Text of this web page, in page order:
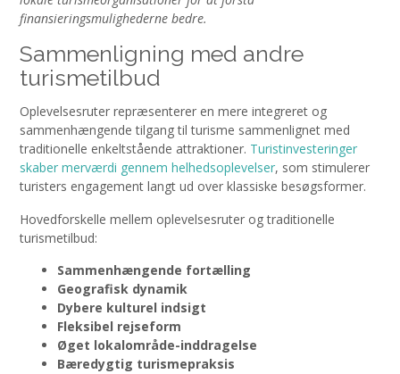
finansieringsmulighederne bedre.
Sammenligning med andre
turismetilbud
Oplevelsesruter repræsenterer en mere integreret og
sammenhængende tilgang til turisme sammenlignet med
traditionelle enkeltstående attraktioner. Turistinvesteringer
skaber merværdi gennem helhedsoplevelser, som stimulerer
turisters engagement langt ud over klassiske besøgsformer.
Hovedforskelle mellem oplevelsesruter og traditionelle
turismetilbud:
Sammenhængende fortælling
Geografisk dynamik
Dybere kulturel indsigt
Fleksibel rejseform
Øget lokalområde-inddragelse
Bæredygtig turismepraksis